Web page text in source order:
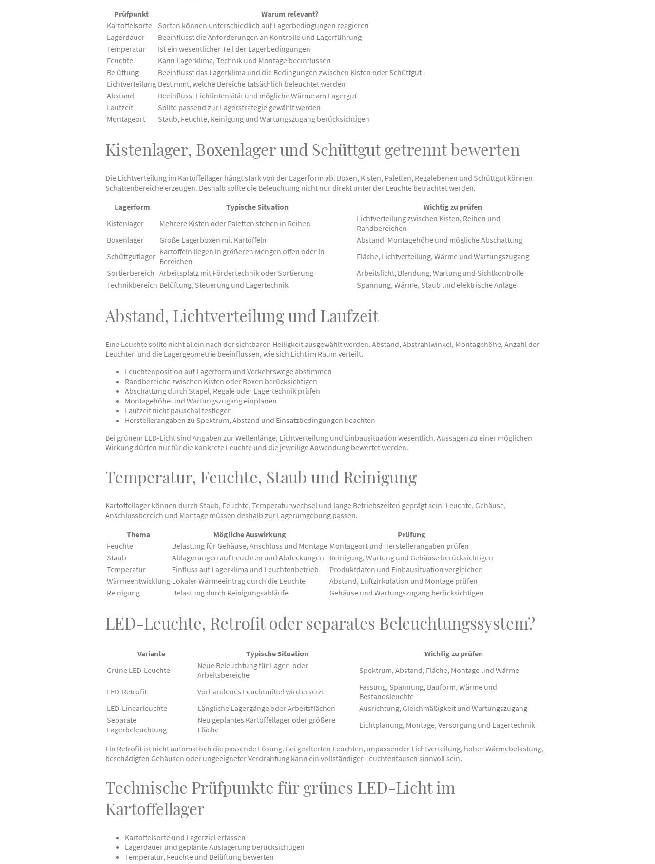
Prüfpunkt
Warum relevant?
Kartoffelsorte
Sorten können unterschiedlich auf Lagerbedingungen reagieren
Lagerdauer
Beeinflusst die Anforderungen an Kontrolle und Lagerführung
Temperatur
Ist ein wesentlicher Teil der Lagerbedingungen
Feuchte
Kann Lagerklima, Technik und Montage beeinflussen
Belüftung
Beeinflusst das Lagerklima und die Bedingungen zwischen Kisten oder Schüttgut
Lichtverteilung Bestimmt, welche Bereiche tatsächlich beleuchtet werden
Abstand
Beeinflusst Lichtintensität und mögliche Wärme am Lagergut
Laufzeit
Sollte passend zur Lagerstrategie gewählt werden
Montageort
Staub, Feuchte, Reinigung und Wartungszugang berücksichtigen
Kistenlager, Boxenlager und Schüttgut getrennt bewerten
Die Lichtverteilung im Kartoffellager hängt stark von der Lagerform ab. Boxen, Kisten, Paletten, Regalebenen und Schüttgut können
Schattenbereiche erzeugen. Deshalb sollte die Beleuchtung nicht nur direkt unter der Leuchte betrachtet werden.
Lagerform
Typische Situation
Wichtig zu prüfen
Kistenlager
Mehrere Kisten oder Paletten stehen in Reihen
Lichtverteilung zwischen Kisten, Reihen und
Randbereichen
Boxenlager
Große Lagerboxen mit Kartoffeln
Abstand, Montagehöhe und mögliche Abschattung
Schüttgutlager Kartoffeln liegen in größeren Mengen offen oder in
Bereichen
Fläche, Lichtverteilung, Wärme und Wartungszugang
Sortierbereich Arbeitsplatz mit Fördertechnik oder Sortierung
Arbeitslicht, Blendung, Wartung und Sichtkontrolle
Technikbereich Belüftung, Steuerung und Lagertechnik Spannung, Wärme, Staub und elektrische Anlage
Abstand, Lichtverteilung und Laufzeit
Eine Leuchte sollte nicht allein nach der sichtbaren Helligkeit ausgewählt werden. Abstand, Abstrahlwinkel, Montagehöhe, Anzahl der
Leuchten und die Lagergeometrie beeinflussen, wie sich Licht im Raum verteilt.
Leuchtenposition auf Lagerform und Verkehrswege abstimmen
Randbereiche zwischen Kisten oder Boxen berücksichtigen
Abschattung durch Stapel, Regale oder Lagertechnik prüfen
Montagehöhe und Wartungszugang einplanen
Laufzeit nicht pauschal festlegen
Herstellerangaben zu Spektrum, Abstand und Einsatzbedingungen beachten
Bei grünem LED-Licht sind Angaben zur Wellenlänge, Lichtverteilung und Einbausituation wesentlich. Aussagen zu einer möglichen
Wirkung dürfen nur für die konkrete Leuchte und die jeweilige Anwendung bewertet werden.
Temperatur, Feuchte, Staub und Reinigung
Kartoffellager können durch Staub, Feuchte, Temperaturwechsel und lange Betriebszeiten geprägt sein. Leuchte, Gehäuse,
Anschlussbereich und Montage müssen deshalb zur Lagerumgebung passen.
Thema
Mögliche Auswirkung
Prüfung
Feuchte
Belastung für Gehäuse, Anschluss und Montage Montageort und Herstellerangaben prüfen
Staub
Ablagerungen auf Leuchten und Abdeckungen
Reinigung, Wartung und Gehäuse berücksichtigen
Temperatur
Einfluss auf Lagerklima und Leuchtenbetrieb
Produktdaten und Einbausituation vergleichen
Wärmeentwicklung Lokaler Wärmeeintrag durch die Leuchte
Abstand, Luftzirkulation und Montage prüfen
Reinigung
Belastung durch Reinigungsabläufe Gehäuse und Wartungszugang berücksichtigen
LED-Leuchte, Retrofit oder separates Beleuchtungssystem?
Variante Typische Situation
Wichtig zu prüfen
Grüne LED-Leuchte
Neue Beleuchtung für Lager- oder
Arbeitsbereiche
Spektrum, Abstand, Fläche, Montage und Wärme
LED-Retrofit Vorhandenes Leuchtmittel wird ersetzt
Fassung, Spannung, Bauform, Wärme und
Bestandsleuchte
LED-Linearleuchte
Längliche Lagergänge oder Arbeitsflächen
Ausrichtung, Gleichmäßigkeit und Wartungszugang
Separate
Lagerbeleuchtung
Neu geplantes Kartoffellager oder größere
Fläche
Lichtplanung, Montage, Versorgung und Lagertechnik
Ein Retrofit ist nicht automatisch die passende Lösung. Bei gealterten Leuchten, unpassender Lichtverteilung, hoher Wärmebelastung,
beschädigten Gehäusen oder ungeeigneter Verdrahtung kann ein vollständiger Leuchtentausch sinnvoll sein.
Technische Prüfpunkte für grünes LED-Licht im
Kartoffellager
Kartoffelsorte und Lagerziel erfassen
Lagerdauer und geplante Auslagerung berücksichtigen
Temperatur, Feuchte und Belüftung bewerten